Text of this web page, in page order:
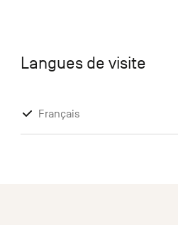
Langues de visite
Français